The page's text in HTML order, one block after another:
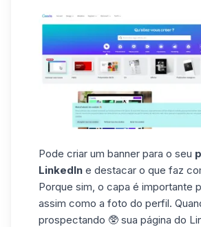
Pode criar um banner para o seu
LinkedIn e destacar o que faz
Porque sim, o capa é importante
assim como a foto do perfil.
prospectando 🥸 sua página do